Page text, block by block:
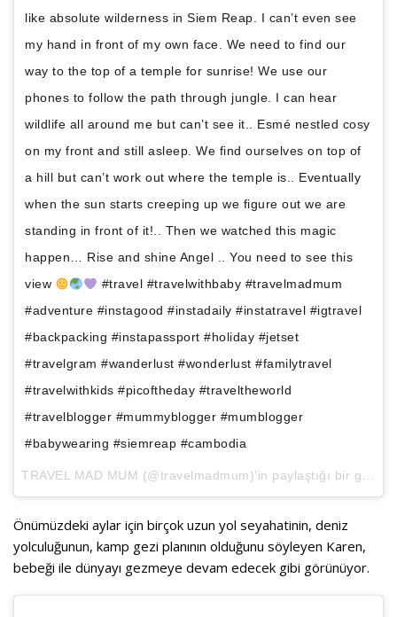
like absolute wilderness in Siem Reap. I can’t even see
my hand in front of my own face. We need to find our
way to the top of a temple for sunrise! We use our
phones to follow the path through jungle. I can hear
wildlife all around me but can’t see it.. Esmé nestled cosy
on my front and still asleep. We find ourselves on top of
a hill but can’t work out where the temple is.. Eventually
when the sun starts creeping up we figure out we are
standing in front of it!.. Then we watched this magic
happen… Rise and shine Angel .. You need to see this
view
#travel #travelwithbaby #travelmadmum
#adventure #instagood #instadaily #instatravel #igtravel
#backpacking #instapassport #holiday #jetset
#travelgram #wanderlust #wonderlust #familytravel
#travelwithkids #picoftheday #traveltheworld
#travelblogger #mummyblogger #mumblogger
#babywearing #siemreap #cambodia
TRAVEL MAD MUM (@travelmadmum)’in paylaştığı bir gönderi (
Önümüzdeki aylar için birçok uzun yol seyahatinin, deniz
yolculuğunun, kamp gezi planının olduğunu söyleyen Karen,
bebeği ile dünyayı gezmeye devam edecek gibi görünüyor.